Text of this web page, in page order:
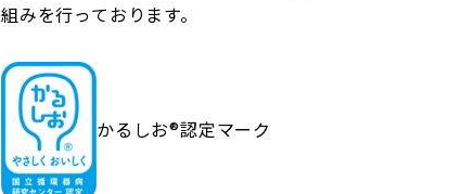
組みを行っております。
かるしお®認定マーク